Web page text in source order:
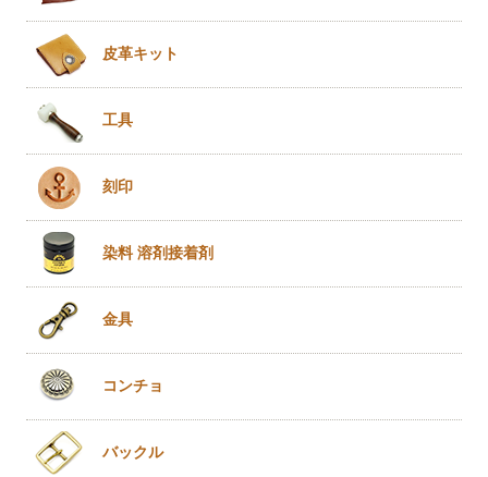
皮革キット
工具
刻印
染料 溶剤接着剤
金具
コンチョ
バックル